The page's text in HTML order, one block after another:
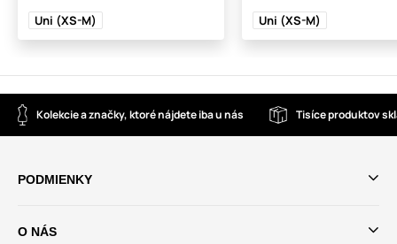
Uni (XS-M) Uni (XS-M)
Kolekcie a značky, ktoré nájdete iba u nás Tisíce produktov
PODMIENKY
O NÁS